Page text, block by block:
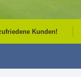
Kunden!